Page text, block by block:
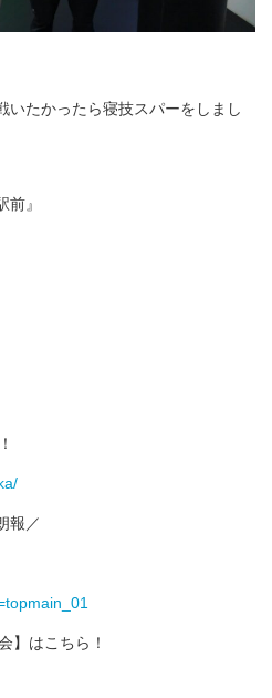
いたかったら寝技スパーをしまし
』
報／
】はこちら！